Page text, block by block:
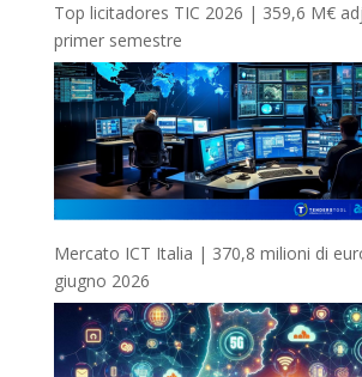
Top licitadores TIC 2026 | 359,6 M€
primer semestre
Mercato ICT Italia | 370,8 milioni di
giugno 2026